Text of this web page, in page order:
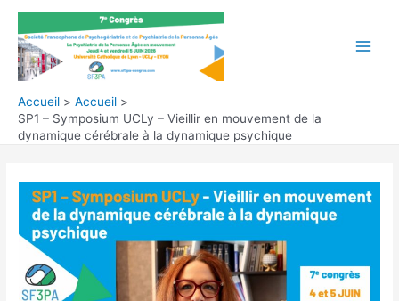
contenu
Accueil
Accueil
SP1 – Symposium UCLy – Vieillir en mouvement de la
dynamique cérébrale à la dynamique psychique